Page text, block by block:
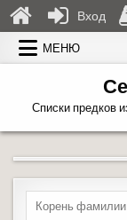
Перейти к содержимому
МЕНЮ
Списки предков
Search for:
Вход